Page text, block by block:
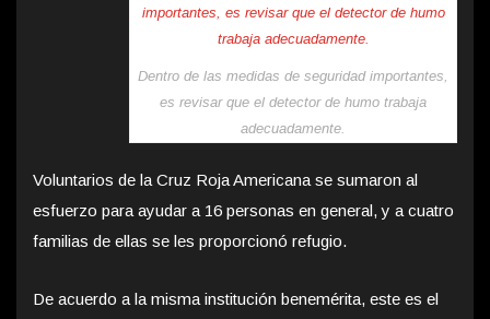
Dentro de las medidas de seguridad importantes,
es revisar que el detector de humo trabaja
adecuadamente.
Voluntarios de la Cruz Roja Americana se sumaron al
esfuerzo para ayudar a 16 personas en general, y a cuatro
familias de ellas se les proporcionó refugio.
De acuerdo a la misma institución benemérita, este es el